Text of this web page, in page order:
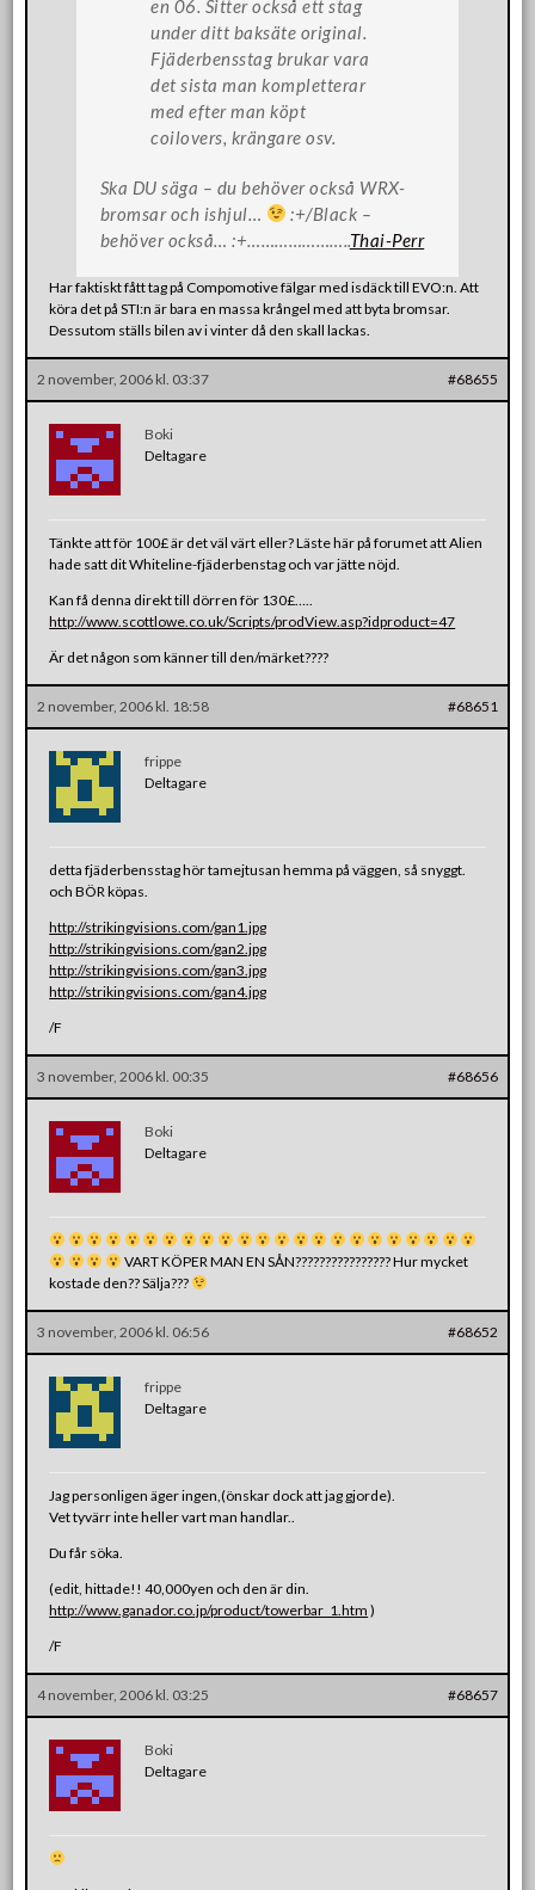
en 06. Sitter också ett stag
under ditt baksäte original.
Fjäderbensstag brukar vara
det sista man kompletterar
med efter man köpt
coilovers, krängare osv.
Ska DU säga – du behöver också WRX-
bromsar och ishjul…
:+/Black –
behöver också… :+…………………..Thai-Perr
Har faktiskt fått tag på Compomotive fälgar med isdäck till EVO:n. Att
köra det på STI:n är bara en massa krångel med att byta bromsar.
Dessutom ställs bilen av i vinter då den skall lackas.
2 november, 2006 kl. 03:37 #68655
Boki
Deltagare
Tänkte att för 100£ är det väl värt eller? Läste här på forumet att Alien
hade satt dit Whiteline-fjäderbenstag och var jätte nöjd.
Kan få denna direkt till dörren för 130£…..
http://www.scottlowe.co.uk/Scripts/prodView.asp?idproduct=47
Är det någon som känner till den/märket????
2 november, 2006 kl. 18:58 #68651
frippe
Deltagare
detta fjäderbensstag hör tamejtusan hemma på väggen, så snyggt.
och BÖR köpas.
http://strikingvisions.com/gan1.jpg
http://strikingvisions.com/gan2.jpg
http://strikingvisions.com/gan3.jpg
http://strikingvisions.com/gan4.jpg
/F
3 november, 2006 kl. 00:35 #68656
Boki
Deltagare
VART KÖPER MAN EN SÅN???????????????? Hur mycket
kostade den?? Sälja???
3 november, 2006 kl. 06:56 #68652
frippe
Deltagare
Jag personligen äger ingen,(önskar dock att jag gjorde).
Vet tyvärr inte heller vart man handlar..
Du får söka.
(edit, hittade!! 40,000yen och den är din.
http://www.ganador.co.jp/product/towerbar_1.htm )
/F
4 november, 2006 kl. 03:25 #68657
Boki
Deltagare